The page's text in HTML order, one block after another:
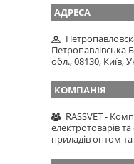
Петропавлівська
обл., 08130, Київ,
RASSVET -
електротоварів
приладів оптом